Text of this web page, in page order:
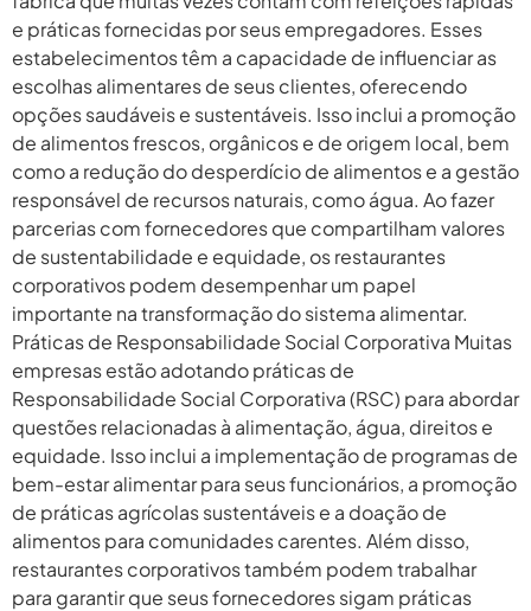
e práticas fornecidas por seus empregadores. Esses
estabelecimentos têm a capacidade de influenciar as
escolhas alimentares de seus clientes, oferecendo
opções saudáveis e sustentáveis. Isso inclui a promoção
de alimentos frescos, orgânicos e de origem local, bem
como a redução do desperdício de alimentos e a gestão
responsável de recursos naturais, como água. Ao fazer
parcerias com fornecedores que compartilham valores
de sustentabilidade e equidade, os restaurantes
corporativos podem desempenhar um papel
importante na transformação do sistema alimentar.
Práticas de Responsabilidade Social Corporativa Muitas
empresas estão adotando práticas de
Responsabilidade Social Corporativa (RSC) para abordar
questões relacionadas à alimentação, água, direitos e
equidade. Isso inclui a implementação de programas de
bem-estar alimentar para seus funcionários, a promoção
de práticas agrícolas sustentáveis e a doação de
alimentos para comunidades carentes. Além disso,
restaurantes corporativos também podem trabalhar
para garantir que seus fornecedores sigam práticas